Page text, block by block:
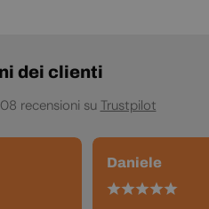
dei clienti
recensioni su Trustpilot
Daniele